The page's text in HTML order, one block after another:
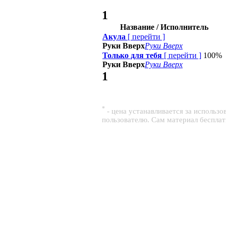
1
Название / Исполнитель
Акула [ перейти ]
Руки ВверхРуки Вверх
Только для тебя [ перейти ] 100%
Руки ВверхРуки Вверх
1
* - цена устанавливается за
пользователю. Сам материал